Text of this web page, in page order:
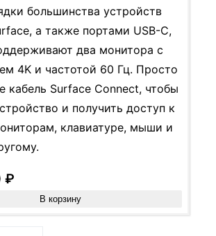
большинства устройств
а также портами USB-C,
два монитора с
4K и частотой 60 Гц. Просто
кабель Surface Connect, чтобы
и получить доступ к
клавиатуре, мыши и
₽
В корзину